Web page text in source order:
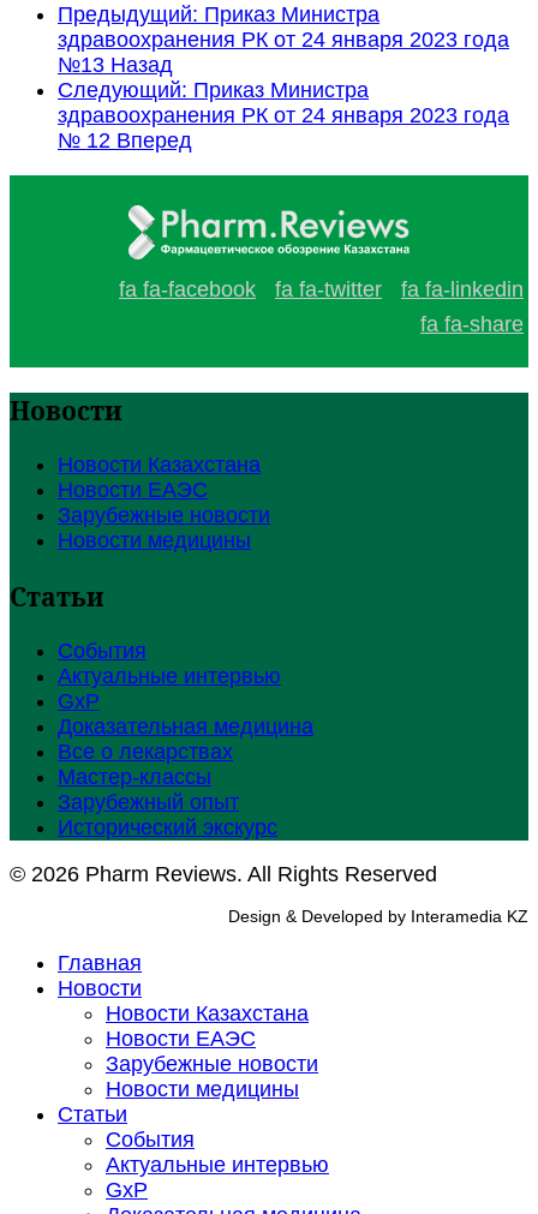
Предыдущий: Приказ Министра
здравоохранения РК от 24 января 2023 года
№13 Назад
Следующий: Приказ Министра
здравоохранения РК от 24 января 2023 года
№ 12 Вперед
fa fa-facebook fa fa-twitter
fa fa-linkedin
fa fa-share
Новости
Новости Казахстана
Новости ЕАЭС
Зарубежные новости
Новости медицины
Статьи
События
Актуальные интервью
GxP
Доказательная медицина
Все о лекарствах
Мастер-классы
Зарубежный опыт
Исторический экскурс
© 2026 Pharm Reviews. All Rights Reserved
Design & Developed by Interamedia KZ
Главная
Новости
Новости Казахстана
Новости ЕАЭС
Зарубежные новости
Новости медицины
Статьи
События
Актуальные интервью
GxP